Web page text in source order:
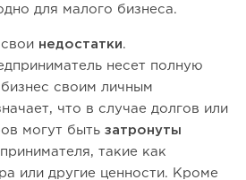
для малого бизнеса.
недостатки.
несет полную
бизнес своим личным
что в случае долгов или
могут быть затронуты
такие как
или другие ценности. Кроме